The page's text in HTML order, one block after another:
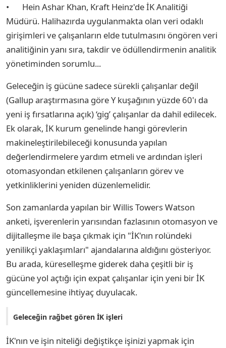
•
Hein Ashar Khan, Kraft Heinz'de İK Analitiği
Müdürü. Halihazırda uygulanmakta olan veri odaklı
girişimleri ve çalışanların elde tutulmasını öngören veri
analitiğinin yanı sıra, takdir ve ödüllendirmenin analitik
yönetiminden sorumlu...
Geleceğin iş gücüne sadece sürekli çalışanlar değil
(Gallup araştırmasına göre Y kuşağının yüzde 60'ı da
yeni iş fırsatlarına açık) ‘gig’ çalışanlar da dahil edilecek.
Ek olarak, İK kurum genelinde hangi görevlerin
makineleştirilebileceği konusunda yapılan
değerlendirmelere yardım etmeli ve ardından işleri
otomasyondan etkilenen çalışanların görev ve
yetkinliklerini yeniden düzenlemelidir.
Son zamanlarda yapılan bir Willis Towers Watson
anketi, işverenlerin yarısından fazlasının otomasyon ve
dijitalleşme ile başa çıkmak için "İK'nın rolündeki
yenilikçi yaklaşımları" ajandalarına aldığını gösteriyor.
Bu arada, küreselleşme giderek daha çeşitli bir iş
gücüne yol açtığı için expat çalışanlar için yeni bir İK
güncellemesine ihtiyaç duyulacak.
Geleceğin rağbet gören İK işleri
İK'nın ve işin niteliği değiştikçe işinizi yapmak için